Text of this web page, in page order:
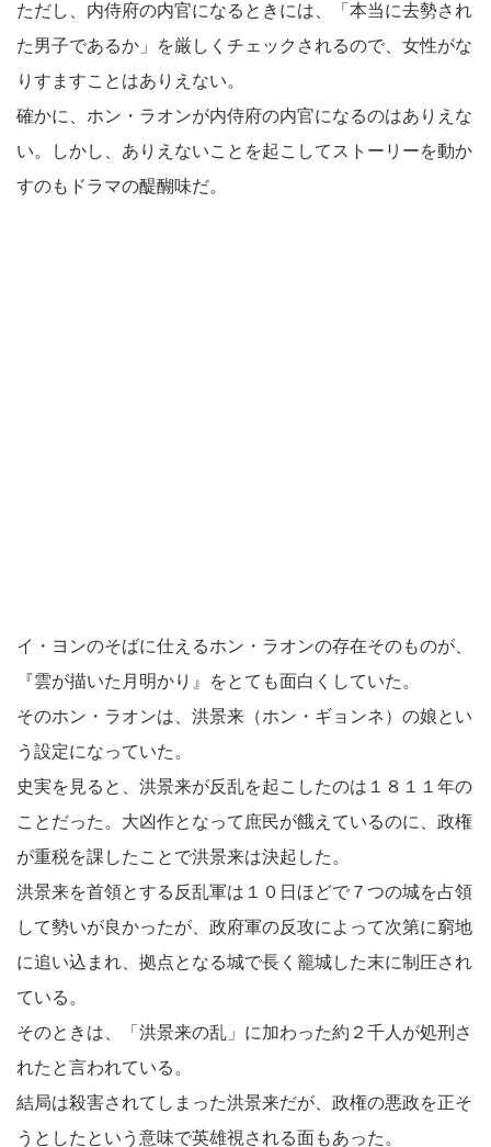
ただし、内侍府の内官になるときには、「本当に去勢され
た男子であるか」を厳しくチェックされるので、女性がな
りすますことはありえない。
確かに、ホン・ラオンが内侍府の内官になるのはありえな
い。しかし、ありえないことを起こしてストーリーを動か
すのもドラマの醍醐味だ。
イ・ヨンのそばに仕えるホン・ラオンの存在そのものが、
『雲が描いた月明かり』をとても面白くしていた。
そのホン・ラオンは、洪景来（ホン・ギョンネ）の娘とい
う設定になっていた。
史実を見ると、洪景来が反乱を起こしたのは１８１１年の
ことだった。大凶作となって庶民が餓えているのに、政権
が重税を課したことで洪景来は決起した。
洪景来を首領とする反乱軍は１０日ほどで７つの城を占領
して勢いが良かったが、政府軍の反攻によって次第に窮地
に追い込まれ、拠点となる城で長く籠城した末に制圧され
ている。
そのときは、「洪景来の乱」に加わった約２千人が処刑さ
れたと言われている。
結局は殺害されてしまった洪景来だが、政権の悪政を正そ
うとしたという意味で英雄視される面もあった。